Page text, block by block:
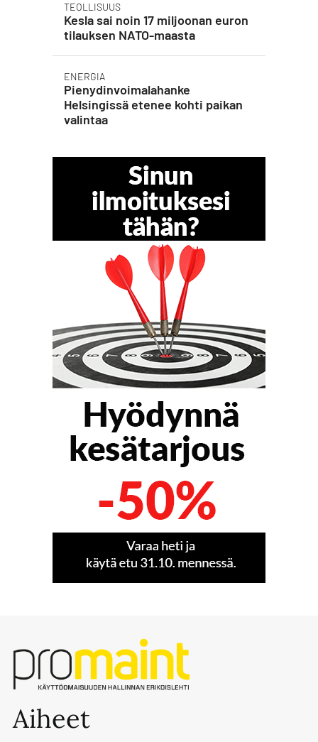
TEOLLISUUS
Kesla sai noin 17 miljoonan euron
tilauksen NATO-maasta
ENERGIA
Pienydinvoimalahanke
Helsingissä etenee kohti paikan
valintaa
Aiheet